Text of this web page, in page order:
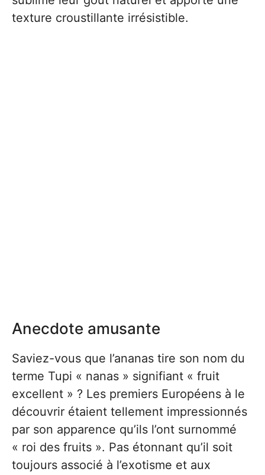
texture croustillante irrésistible.
Anecdote amusante
Saviez-vous que l’ananas tire son nom du
terme Tupi « nanas » signifiant « fruit
excellent » ? Les premiers Européens à le
découvrir étaient tellement impressionnés
par son apparence qu’ils l’ont surnommé
« roi des fruits ». Pas étonnant qu’il soit
toujours associé à l’exotisme et aux